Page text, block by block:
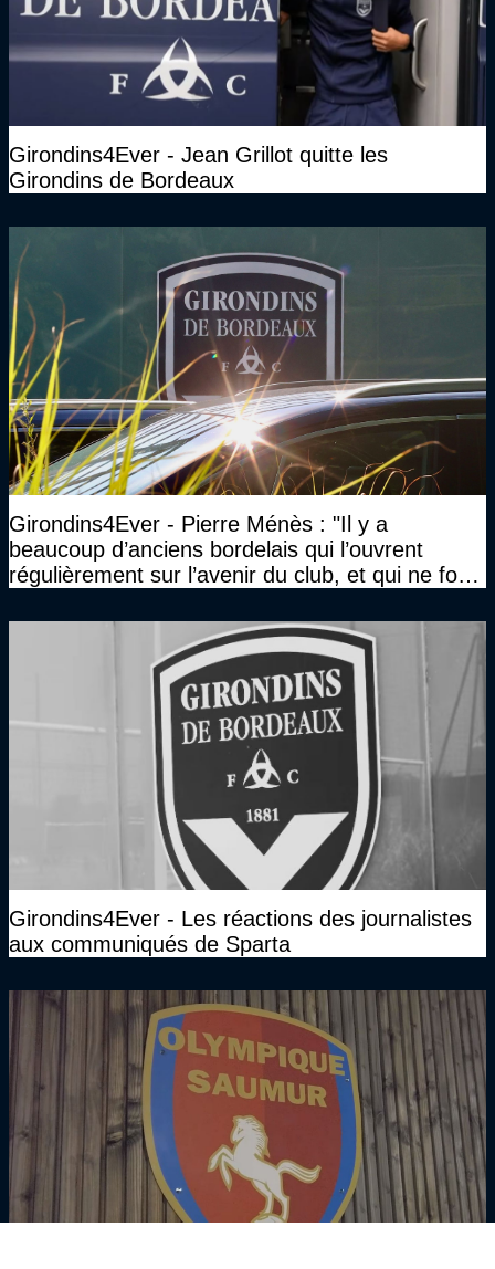
Girondins4Ever - Jean Grillot quitte les
Girondins de Bordeaux
Girondins4Ever - Pierre Ménès : "Il y a
beaucoup d’anciens bordelais qui l’ouvrent
régulièrement sur l’avenir du club, et qui ne font
Girondins4Ever - Les réactions des journalistes
aux communiqués de Sparta